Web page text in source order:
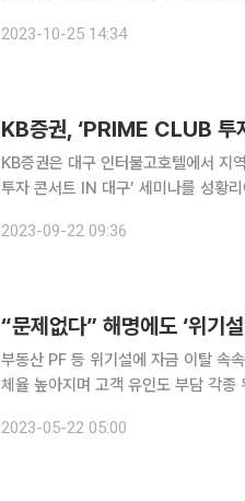
대신증권 연구원) 국내 증
2023-10-25 14:34
KB증권, ‘PRIME CLUB 투
KB증권은 대구 인터불고호텔에서
투자 콘서트 IN 대구’ 세미나를 성황리에 마무리했
였다. 지난 두 번의 투자 콘서트와 마찬
2023-09-22 09:36
“문제없다” 해명에도 ‘위기
부동산 PF 등 위기설에 자금 이탈 속
체율 높아지며 고객 유인도 부담 각종 위기설로 어려움을 겪은 저축은행과 새마을금고에 잔인한 3
계속되는 고객 불안감이 예금 이탈로
2023-05-22 05:00